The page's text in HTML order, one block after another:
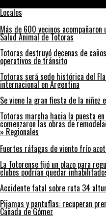
Locales
Más de 600 vecinos
Salud Animal de Totoras
Totoras destruyó decenas de
operativos de tránsito
Totoras será sede histórica del
internacional en Argentina
Se viene la gran fiesta de la niñez
Totoras marcha hacia la puesta
comenzaron las obras de
» Regionales
Fuertes ráfagas de viento frío
La Totorense fijó un plazo para
clubes podrían quedar
Accidente fatal sobre ruta 34
Pijamas y pantuflas: recuperan
Cañada de Gómez